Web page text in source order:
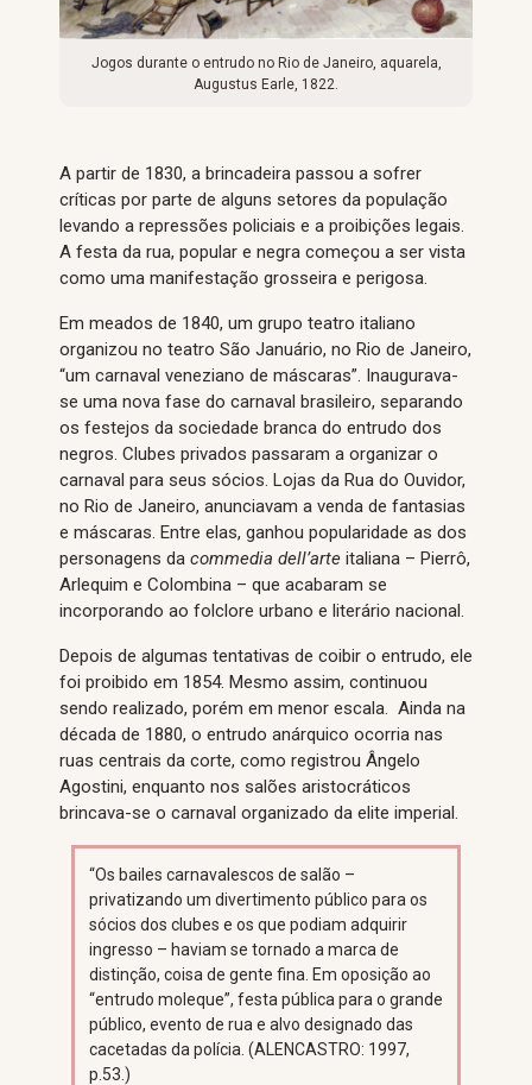
Jogos durante o entrudo no Rio de Janeiro, aquarela,
Augustus Earle, 1822.
A partir de 1830, a brincadeira passou a sofrer
críticas por parte de alguns setores da população
levando a repressões policiais e a proibições legais.
A festa da rua, popular e negra começou a ser vista
como uma manifestação grosseira e perigosa.
Em meados de 1840, um grupo teatro italiano
organizou no teatro São Januário, no Rio de Janeiro,
“um carnaval veneziano de máscaras”. Inaugurava-
se uma nova fase do carnaval brasileiro, separando
os festejos da sociedade branca do entrudo dos
negros. Clubes privados passaram a organizar o
carnaval para seus sócios. Lojas da Rua do Ouvidor,
no Rio de Janeiro, anunciavam a venda de fantasias
e máscaras. Entre elas, ganhou popularidade as dos
personagens da commedia dell’arte italiana – Pierrô,
Arlequim e Colombina – que acabaram se
incorporando ao folclore urbano e literário nacional.
Depois de algumas tentativas de coibir o entrudo, ele
foi proibido em 1854. Mesmo assim, continuou
sendo realizado, porém em menor escala. Ainda na
década de 1880, o entrudo anárquico ocorria nas
ruas centrais da corte, como registrou Ângelo
Agostini, enquanto nos salões aristocráticos
brincava-se o carnaval organizado da elite imperial.
“Os bailes carnavalescos de salão –
privatizando um divertimento público para os
sócios dos clubes e os que podiam adquirir
ingresso – haviam se tornado a marca de
distinção, coisa de gente fina. Em oposição ao
“entrudo moleque”, festa pública para o grande
público, evento de rua e alvo designado das
cacetadas da polícia. (ALENCASTRO: 1997,
p.53.)